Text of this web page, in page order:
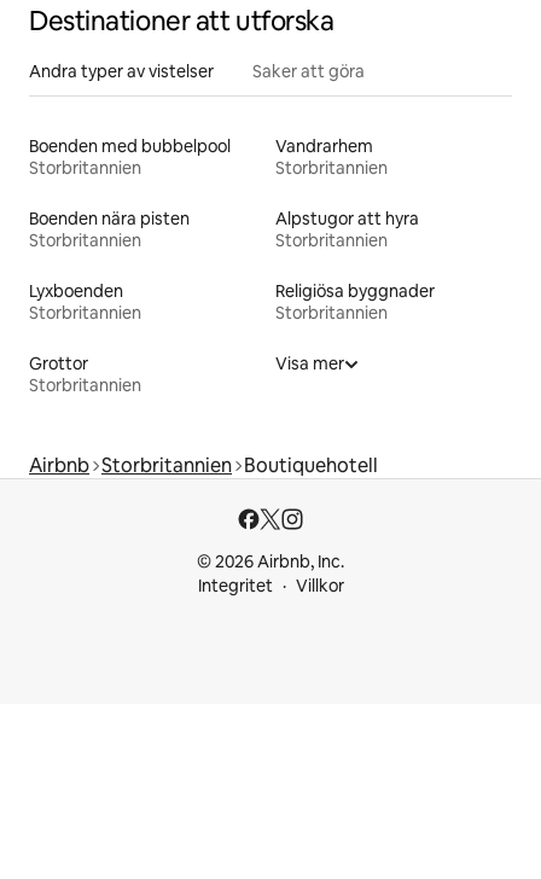
Destinationer att utforska
Andra typer av vistelser Saker att göra
Boenden med bubbelpool
Storbritannien
Vandrarhem
Storbritannien
Boenden nära pisten
Storbritannien
Alpstugor att hyra
Storbritannien
Lyxboenden
Storbritannien
Religiösa byggnader
Storbritannien
Grottor
Storbritannien
Visa mer
Airbnb Storbritannien Boutiquehotell
© 2026 Airbnb, Inc.
Integritet
Villkor